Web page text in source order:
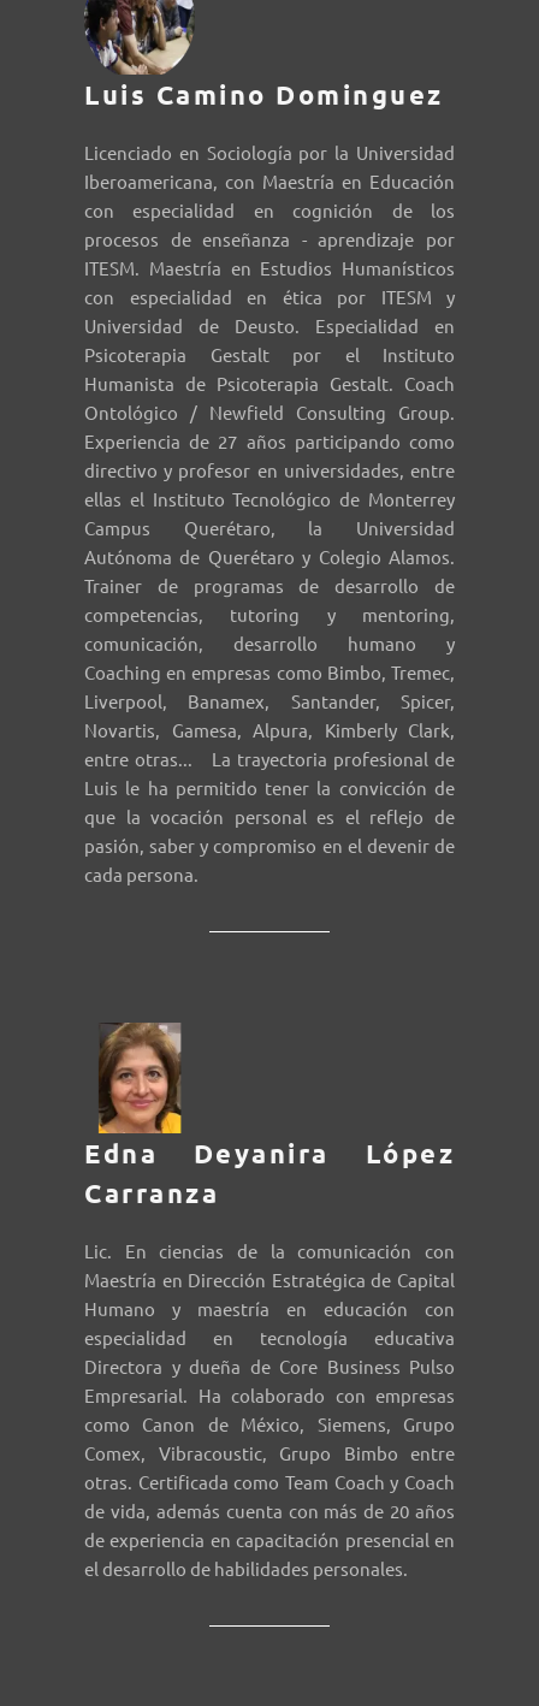
Luis Camino Dominguez
Licenciado en Sociología por la Universidad
Iberoamericana, con Maestría en Educación
con especialidad en cognición de los
procesos de enseñanza - aprendizaje por
ITESM. Maestría en Estudios Humanísticos
con especialidad en ética por ITESM y
Universidad de Deusto. Especialidad en
Psicoterapia Gestalt por el Instituto
Humanista de Psicoterapia Gestalt. Coach
Ontológico / Newfield Consulting Group.
Experiencia de 27 años participando como
directivo y profesor en universidades, entre
ellas el Instituto Tecnológico de Monterrey
Campus Querétaro, la Universidad
Autónoma de Querétaro y Colegio Alamos.
Trainer de programas de desarrollo de
competencias, tutoring y mentoring,
comunicación, desarrollo humano y
Coaching en empresas como Bimbo, Tremec,
Liverpool, Banamex, Santander, Spicer,
Novartis, Gamesa, Alpura, Kimberly Clark,
entre otras... La trayectoria profesional de
Luis le ha permitido tener la convicción de
que la vocación personal es el reflejo de
pasión, saber y compromiso en el devenir de
cada persona.
Edna Deyanira López
Carranza
Lic. En ciencias de la comunicación con
Maestría en Dirección Estratégica de Capital
Humano y maestría en educación con
especialidad en tecnología educativa
Directora y dueña de Core Business Pulso
Empresarial. Ha colaborado con empresas
como Canon de México, Siemens, Grupo
Comex, Vibracoustic, Grupo Bimbo entre
otras. Certificada como Team Coach y Coach
de vida, además cuenta con más de 20 años
de experiencia en capacitación presencial en
el desarrollo de habilidades personales.